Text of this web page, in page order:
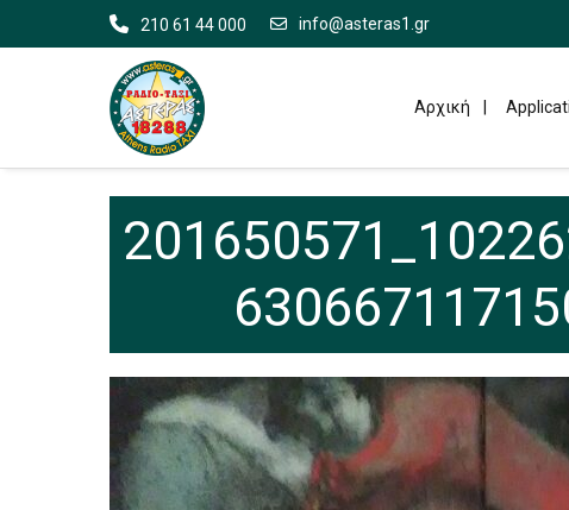
210 61 44 000 info@asteras1.gr
Αρχική